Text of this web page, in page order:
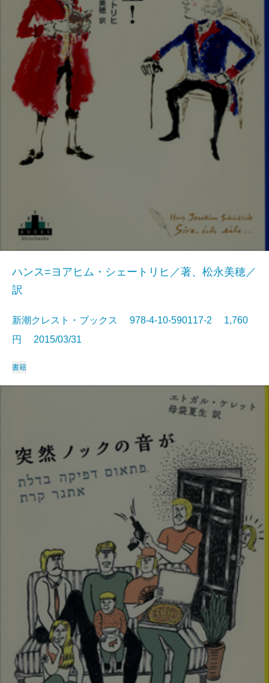
ハンス=ヨアヒム・シェートリヒ／著、松永美穂／
訳
新潮クレスト・ブックス 978-4-10-590117-2 1,760
円 2015/03/31
書籍